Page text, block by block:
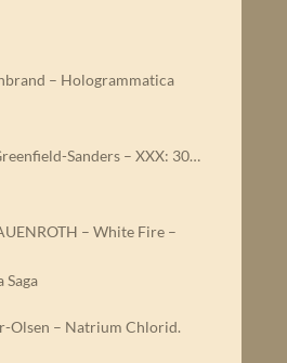
– Hologrammatica
Sanders – XXX: 30…
– White Fire –
Saga
Olsen – Natrium Chlorid.